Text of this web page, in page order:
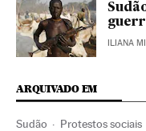
ILIANA
ARQUIVADO EM
Sudão Protestos sociais